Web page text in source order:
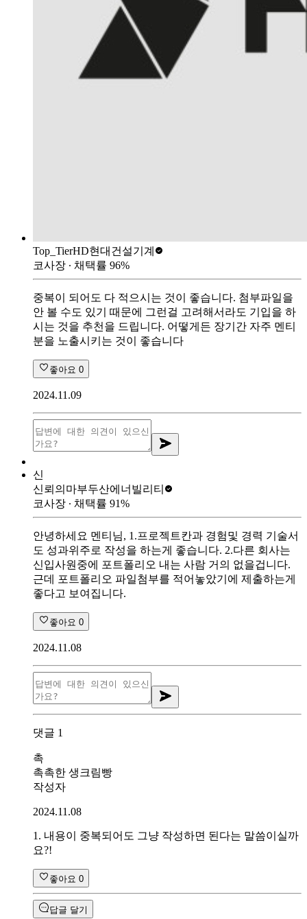
Top_TierHD현대건설기계
코사장 ∙ 채택률 96%
중복이 되어도 다 적으시는 것이 좋습니다. 첨부파일을
안 볼 수도 있기 때문에 그런걸 고려해서라도 기입을 하
시는 것을 추천을 드립니다. 어떻게든 장기간 자주 멘티
분을 노출시키는 것이 좋습니다
좋아요 0
2024.11.09
신
신뢰의마부두산에너빌리티
코사장 ∙ 채택률 91%
안녕하세요 멘티님, 1.프로젝트칸과 경험및 경력 기술서
도 성과위주로 작성을 하는게 좋습니다. 2.다른 회사는
신입사원중에 포트폴리오 내는 사람 거의 없을겁니다.
근데 포트폴리오 파일첨부를 적어놓았기에 제출하는게
좋다고 보여집니다.
좋아요 0
2024.11.08
댓글 1
촉
촉촉한 생크림빵
작성자
2024.11.08
1. 내용이 중복되어도 그냥 작성하면 된다는 말씀이실까
요?!
좋아요 0
답글 달기